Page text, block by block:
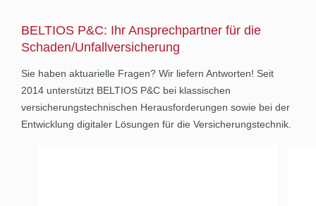
BELTIOS P&C: Ihr Ansprechpartner für die
Schaden/Unfallversicherung
Sie haben aktuarielle Fragen? Wir liefern Antworten! Seit
2014 unterstützt BELTIOS P&C bei klassischen
versicherungstechnischen Herausforderungen sowie bei der
Entwicklung digitaler Lösungen für die Versicherungstechnik.